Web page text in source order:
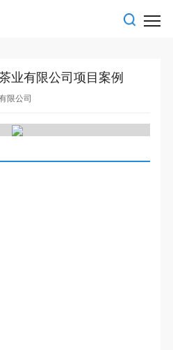
业有限公司项目案例
限公司